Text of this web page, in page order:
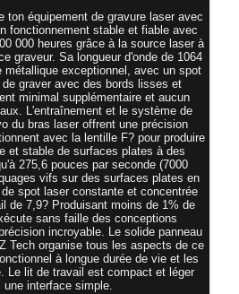
ton équipement de gravure laser avec
fonctionnement stable et fiable avec
000 heures grâce à la source laser à
graveur. Sa longueur d'onde de 1064
métallique exceptionnel, avec un spot
graver avec des bords lisses et
minimal supplémentaire et aucun
L'entraînement et le système de
du bras laser offrent une précision
avec la lentille F? pour produire
et stable de surfaces plates à des
275,6 pouces par seconde (7000
vifs sur des surfaces plates en
spot laser constante et concentrée
de 7,9? Produisant moins de 1% de
sans faille des conceptions
incroyable. Le solide panneau
Tech organise tous les aspects de ce
à longue durée de vie et les
Le lit de travail est compact et léger
une interface simple.